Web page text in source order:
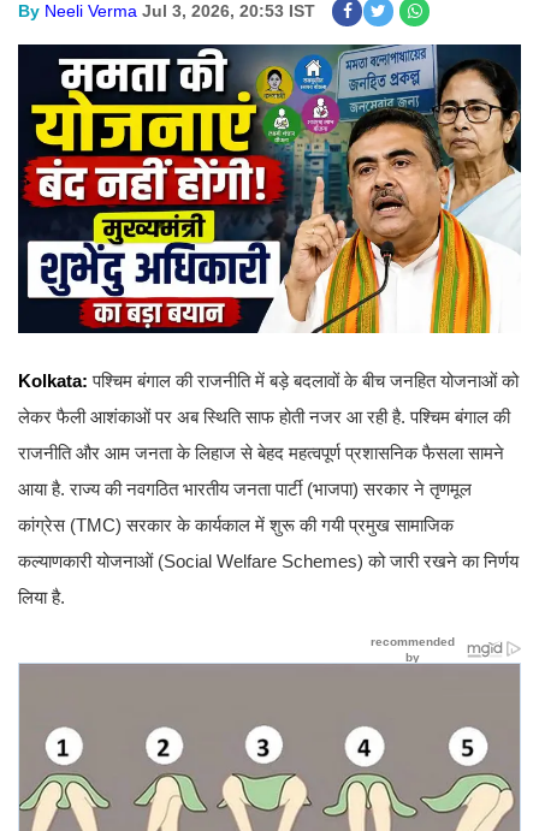
By Neeli Verma Jul 3, 2026, 20:53 IST
Kolkata: पश्चिम बंगाल की राजनीति में बड़े बदलावों के बीच जनहित योजनाओं को
लेकर फैली आशंकाओं पर अब स्थिति साफ होती नजर आ रही है. पश्चिम बंगाल की
राजनीति और आम जनता के लिहाज से बेहद महत्वपूर्ण प्रशासनिक फैसला सामने
आया है. राज्य की नवगठित भारतीय जनता पार्टी (भाजपा) सरकार ने तृणमूल
कांग्रेस (TMC) सरकार के कार्यकाल में शुरू की गयी प्रमुख सामाजिक
कल्याणकारी योजनाओं (Social Welfare Schemes) को जारी रखने का निर्णय
लिया है.